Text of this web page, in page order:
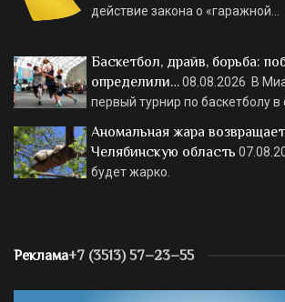
действие закона о «гаражной…
Баскетбол, драйв, борьба:
определили…08.08.2026 В
первый турнир по баскетболу в
Аномальная жара
Челябинскую область
будет жарко.
Реклама+7 (3513) 57–23–55